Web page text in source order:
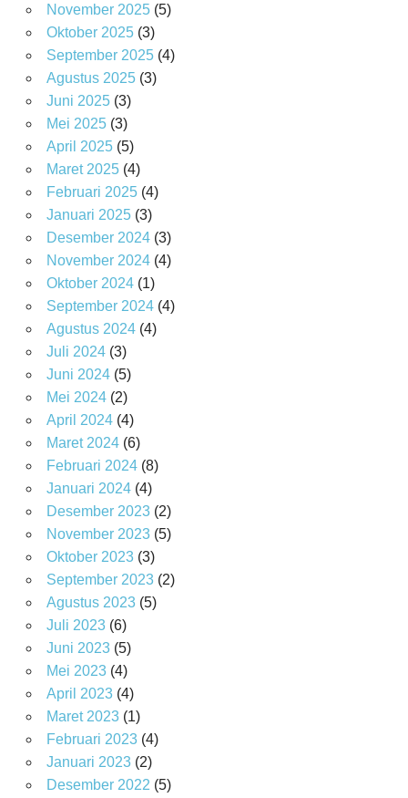
November 2025(5)
Oktober 2025(3)
September 2025(4)
Agustus 2025(3)
Juni 2025(3)
Mei 2025(3)
April 2025(5)
Maret 2025(4)
Februari 2025(4)
Januari 2025(3)
Desember 2024(3)
November 2024(4)
Oktober 2024(1)
September 2024(4)
Agustus 2024(4)
Juli 2024(3)
Juni 2024(5)
Mei 2024(2)
April 2024(4)
Maret 2024(6)
Februari 2024(8)
Januari 2024(4)
Desember 2023(2)
November 2023(5)
Oktober 2023(3)
September 2023(2)
Agustus 2023(5)
Juli 2023(6)
Juni 2023(5)
Mei 2023(4)
April 2023(4)
Maret 2023(1)
Februari 2023(4)
Januari 2023(2)
Desember 2022 (5)